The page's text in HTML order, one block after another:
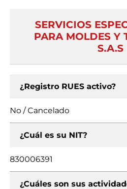
SERVICIOS
PARA MOLDES Y
S.A.S
¿Registro RUES activo?
No / Cancelado
¿Cuál es su NIT?
830006391
¿Cuáles son sus